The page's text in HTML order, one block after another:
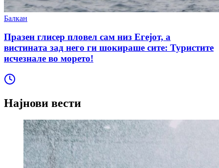
Балкан
Празен глисер пловел сам низ Егејот, а
вистината зад него ги шокираше сите: Туристите
исчезнале во морето!
Најнови вести